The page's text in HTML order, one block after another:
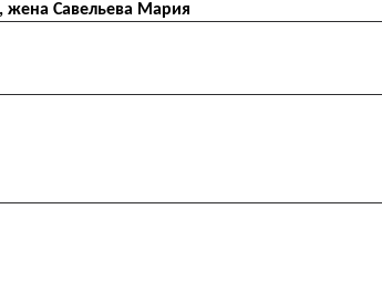
жена Савельева Мария